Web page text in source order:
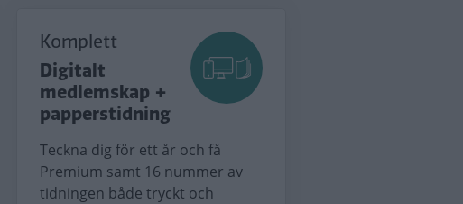
Komplett
Digitalt
medlemskap +
papperstidning
Teckna dig för ett år och få
Premium samt 16 nummer av
tidningen både tryckt och